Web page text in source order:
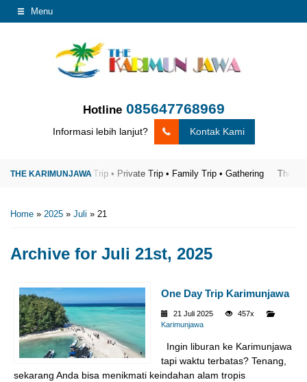
Menu
Hotline 085647768969
Informasi lebih lanjut? Kontak Kami
Open Trip • Private Trip • Family Trip • Gathering The
Home » 2025 » Juli » 21
Archive for Juli 21st, 2025
One Day Trip Karimunjawa
21 Juli 2025
457x
Karimunjawa
Ingin liburan ke Karimunjawa
tapi waktu terbatas? Tenang,
sekarang Anda bisa menikmati keindahan alam tropis